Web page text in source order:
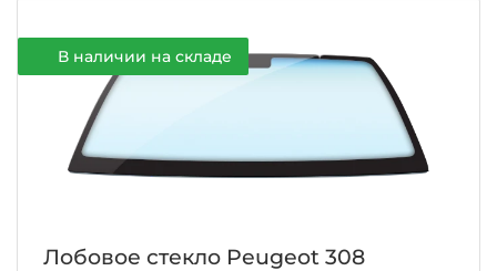
В наличии на складе
Лобовое стекло Peugeot 308